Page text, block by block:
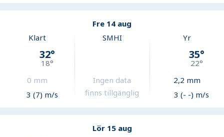
Fre 14 aug
Klart
32°
18°
0 mm
3 (7) m/s
SMHI
Ingen data
finns tillgänglig
Yr
35°
22°
2,2 mm
3 (- -) m/s
Lör 15 aug